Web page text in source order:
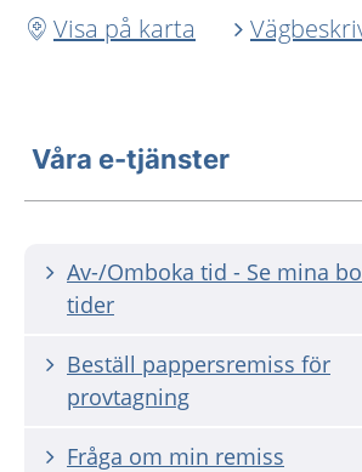
Visa på karta
Våra e-tjänster
Av-/Omboka tid - Se mina
tider
Beställ pappersremiss för
provtagning
Fråga om min remiss